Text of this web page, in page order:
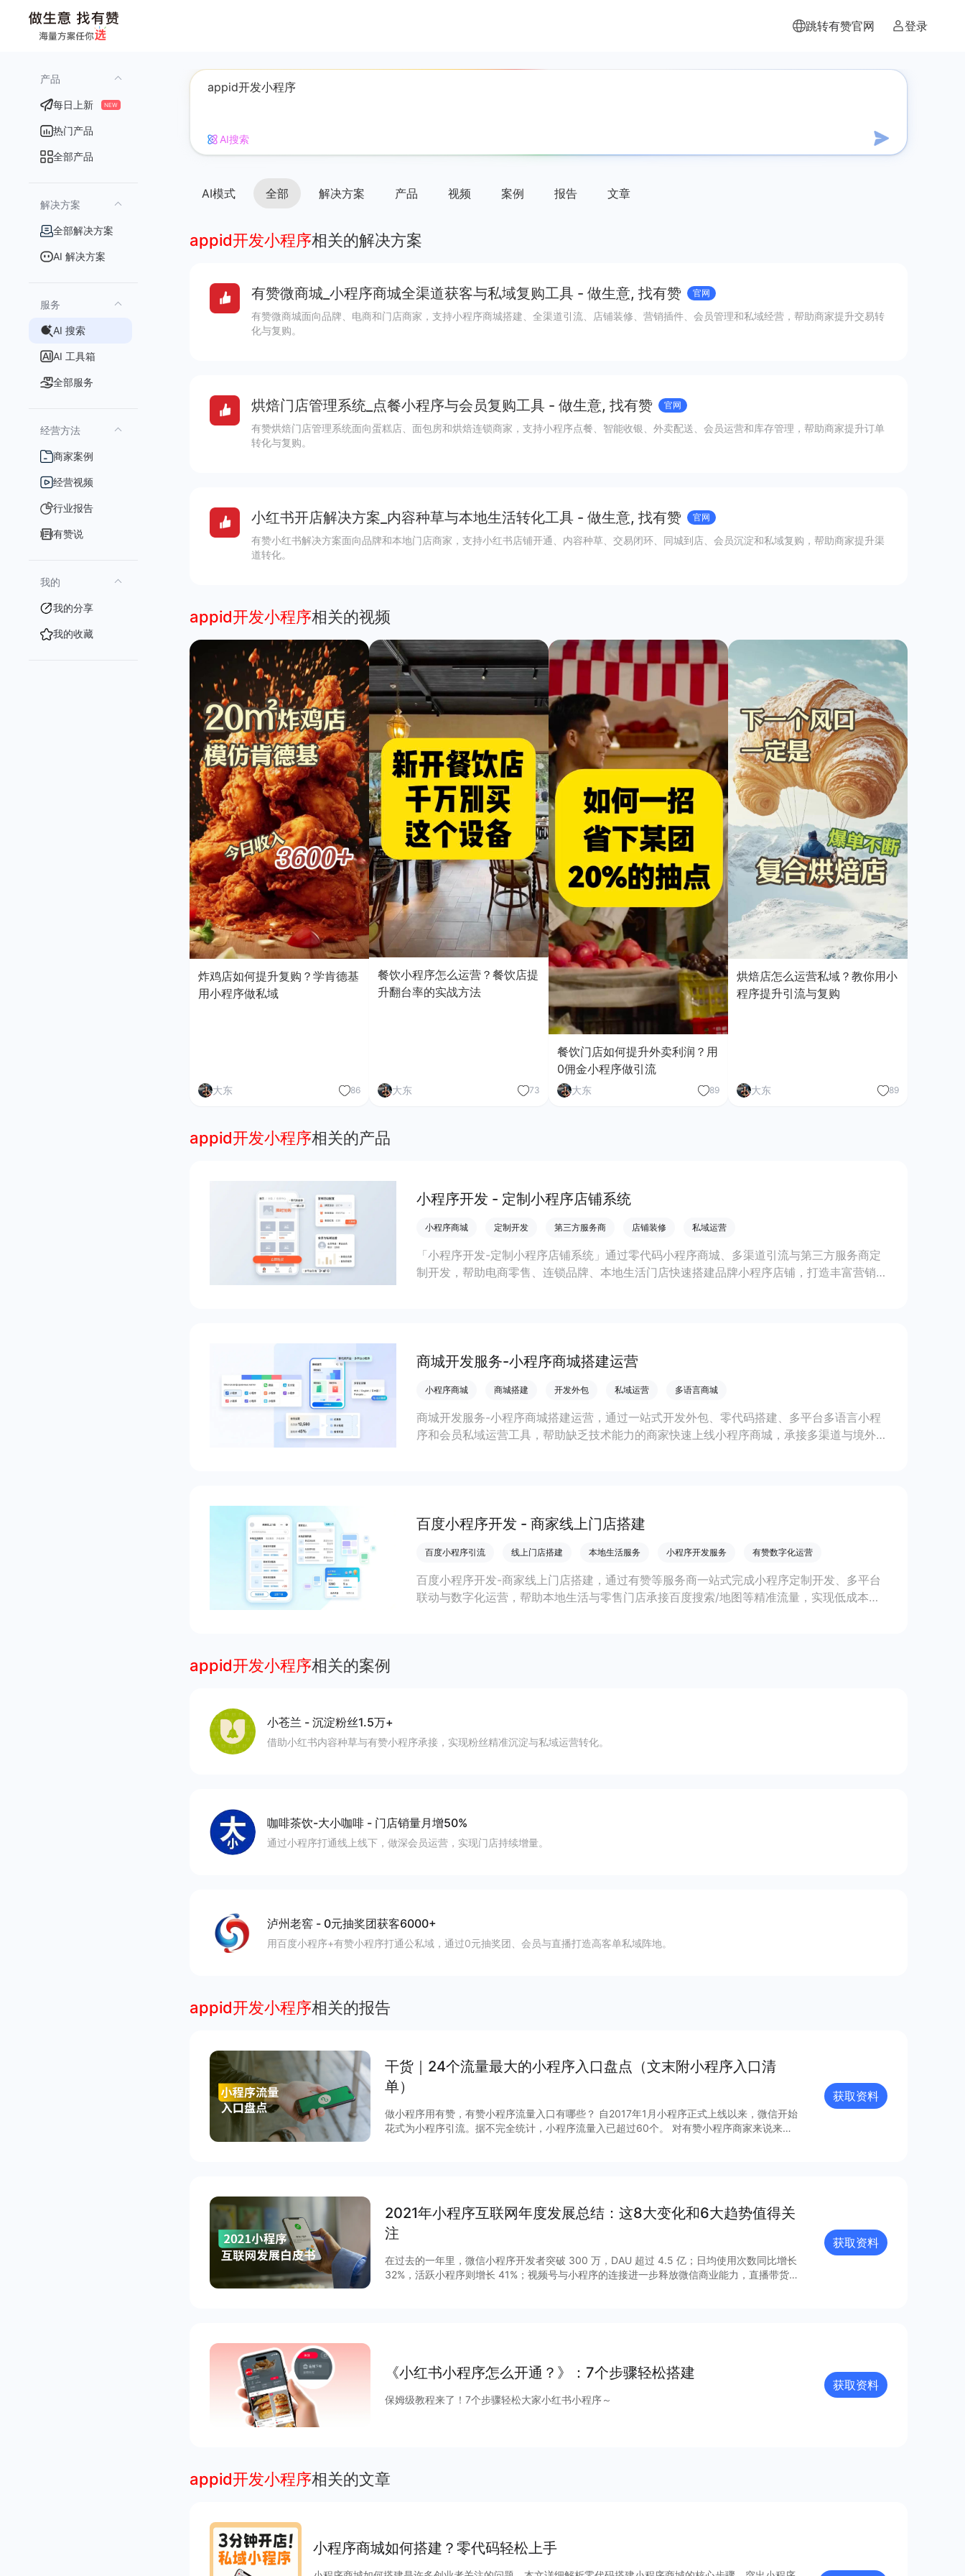
跳转有赞官网 登录
产品
每日上新 NEW
热门产品
全部产品
解决方案
全部解决方案
AI 解决方案
服务
AI 搜索
AI 工具箱
全部服务
经营方法
商家案例
经营视频
行业报告
有赞说
我的
我的分享
我的收藏
AI搜索
AI模式 全部 解决方案 产品 视频 案例 报告 文章
appid开发小程序相关的解决方案
有赞微商城_小程序商城全渠道获客与私域复购工具 - 做生意, 找有赞 官网
有赞微商城面向品牌、电商和门店商家，支持小程序商城搭建、全渠道引流、店铺装修、营销插件、会员管理和私域经营，帮助商家提升交易转
化与复购。
烘焙门店管理系统_点餐小程序与会员复购工具 - 做生意, 找有赞 官网
有赞烘焙门店管理系统面向蛋糕店、面包房和烘焙连锁商家，支持小程序点餐、智能收银、外卖配送、会员运营和库存管理，帮助商家提升订单
转化与复购。
小红书开店解决方案_内容种草与本地生活转化工具 - 做生意, 找有赞 官网
有赞小红书解决方案面向品牌和本地门店商家，支持小红书店铺开通、内容种草、交易闭环、同城到店、会员沉淀和私域复购，帮助商家提升渠
道转化。
appid开发小程序相关的视频
炸鸡店如何提升复购？学肯德基
用小程序做私域
大东 86
餐饮小程序怎么运营？餐饮店提
升翻台率的实战方法
大东 73
餐饮门店如何提升外卖利润？用
0佣金小程序做引流
大东 89
烘焙店怎么运营私域？教你用小
程序提升引流与复购
大东 89
appid开发小程序相关的产品
小程序开发 - 定制小程序店铺系统
小程序商城 定制开发 第三方服务商 店铺装修 私域运营
「小程序开发-定制小程序店铺系统」通过零代码小程序商城、多渠道引流与第三方服务商定
制开发，帮助电商零售、连锁品牌、本地生活门店快速搭建品牌小程序店铺，打造丰富营销与
商城开发服务-小程序商城搭建运营
小程序商城 商城搭建 开发外包 私域运营 多语言商城
商城开发服务-小程序商城搭建运营，通过一站式开发外包、零代码搭建、多平台多语言小程
序和会员私域运营工具，帮助缺乏技术能力的商家快速上线小程序商城，承接多渠道与境外客
百度小程序开发 - 商家线上门店搭建
百度小程序引流 线上门店搭建 本地生活服务 小程序开发服务 有赞数字化运营
百度小程序开发-商家线上门店搭建，通过有赞等服务商一站式完成小程序定制开发、多平台
联动与数字化运营，帮助本地生活与零售门店承接百度搜索/地图等精准流量，实现低成本获
appid开发小程序相关的案例
小苍兰 - 沉淀粉丝1.5万+
借助小红书内容种草与有赞小程序承接，实现粉丝精准沉淀与私域运营转化。
咖啡茶饮-大小咖啡 - 门店销量月增50%
通过小程序打通线上线下，做深会员运营，实现门店持续增量。
泸州老窖 - 0元抽奖团获客6000+
用百度小程序+有赞小程序打通公私域，通过0元抽奖团、会员与直播打造高客单私域阵地。
appid开发小程序相关的报告
干货｜24个流量最大的小程序入口盘点（文末附小程序入口清
单）
做小程序用有赞，有赞小程序流量入口有哪些？ 自2017年1月小程序正式上线以来，微信开始
花式为小程序引流。据不完全统计，小程序流量入已超过60个。 对有赞小程序商家来说来
获取资料
2021年小程序互联网年度发展总结：这8大变化和6大趋势值得关
注
在过去的一年里，微信小程序开发者突破 300 万，DAU 超过 4.5 亿；日均使用次数同比增长
32%，活跃小程序则增长 41%；视频号与小程序的连接进一步释放微信商业能力，直播带货
项升级，助力商家数字化运营、降本增效。
获取资料
《小红书小程序怎么开通？》：7个步骤轻松搭建
保姆级教程来了！7个步骤轻松大家小红书小程序～
获取资料
appid开发小程序相关的文章
小程序商城如何搭建？零代码轻松上手